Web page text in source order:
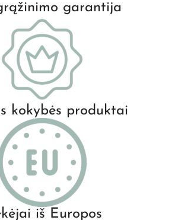
garantija
kokybės produktai
iš Europos